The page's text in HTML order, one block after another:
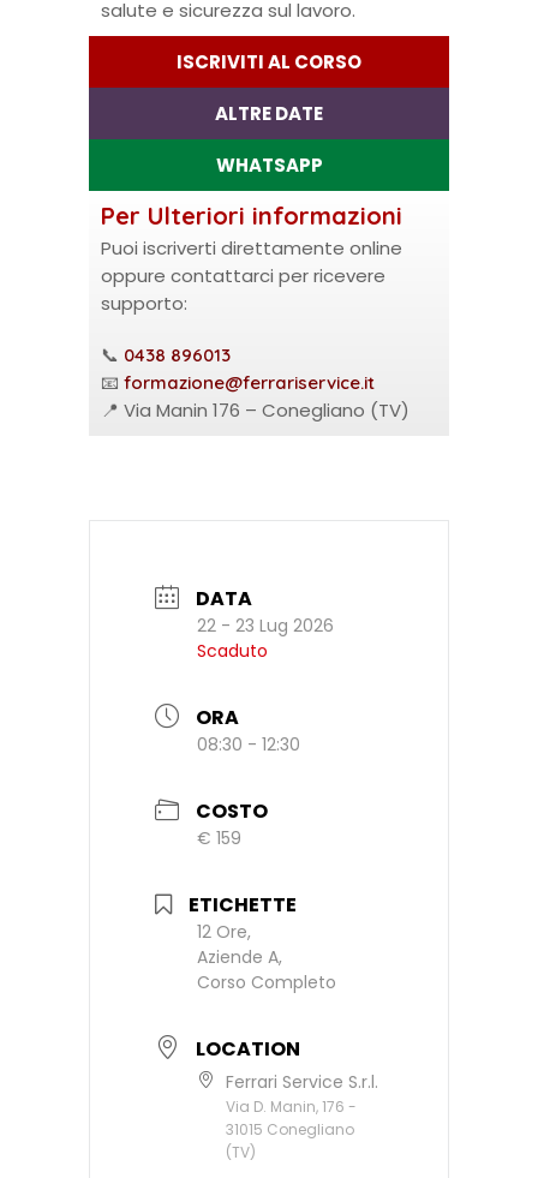
salute e sicurezza sul lavoro.
ISCRIVITI AL CORSO
ALTRE DATE
WHATSAPP
Per Ulteriori informazioni
Puoi iscriverti direttamente online
oppure contattarci per ricevere
supporto:
📞 0438 896013
📧 formazione@ferrariservice.it
📍 Via Manin 176 – Conegliano (TV)
DATA
22 - 23 Lug 2026
Scaduto
ORA
08:30 - 12:30
COSTO
€ 159
ETICHETTE
12 Ore,
Aziende A,
Corso Completo
LOCATION
Ferrari Service S.r.l.
Via D. Manin, 176 -
31015 Conegliano
(TV)